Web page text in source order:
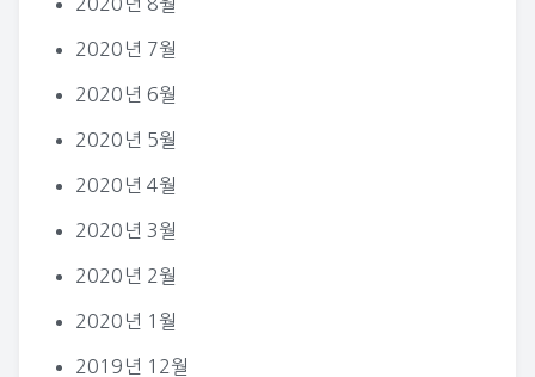
2020년 7월
2020년 6월
2020년 5월
2020년 4월
2020년 3월
2020년 2월
2020년 1월
2019년 12월